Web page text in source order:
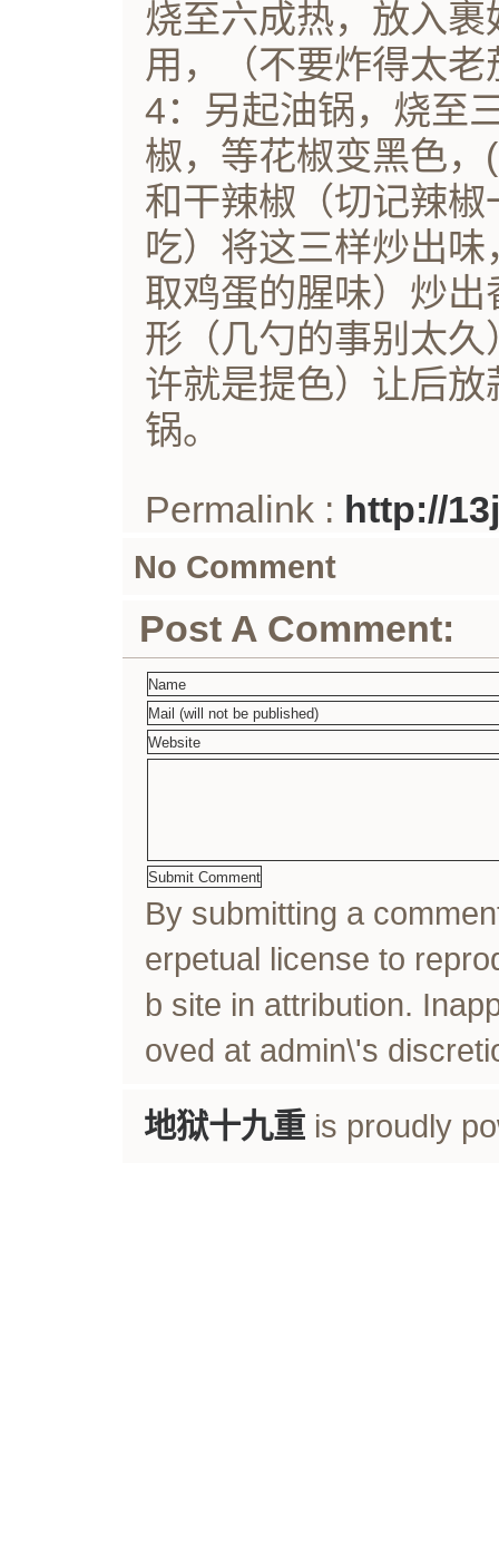
烧至六成热，放入
用，（不要炸得太
4：另起油锅，烧至
椒，等花椒变黑色
和干辣椒（切记辣
吃）将这三样炒出
取鸡蛋的腥味）炒
形（几勺的事别太
许就是提色）让后
锅。
Permalink : http://
No Comment
Post A Comment:
By submitting a
erpetual license to
b site in attribution.
oved at admin\'s
地狱十九重is proudly